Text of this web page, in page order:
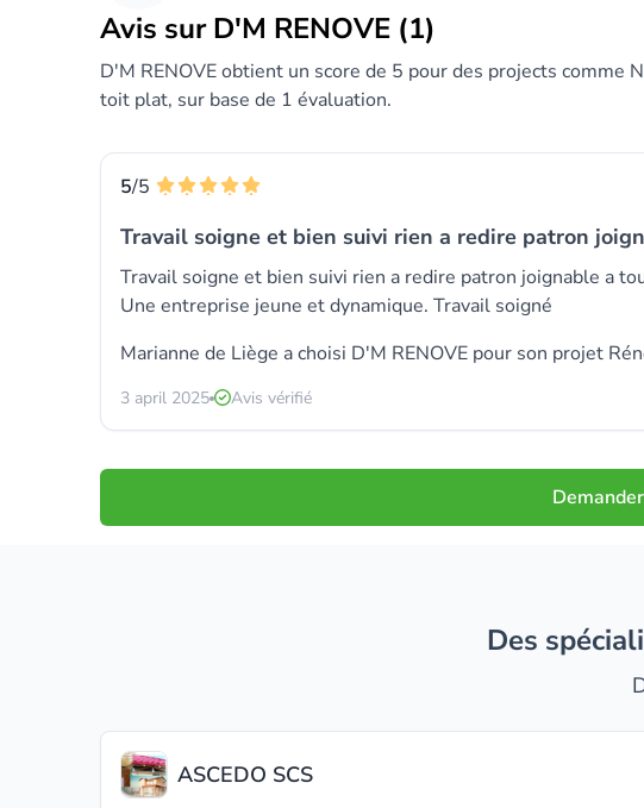
Avis sur D'M RENOVE (1)
D'M RENOVE obtient un score de 5 pour des projects
toit plat, sur base de 1 évaluation.
5/5
Travail soigne et bien suivi rien a redire patron
Travail soigne et bien suivi rien a redire patron joignable a
Une entreprise jeune et dynamique. Travail soigné
Marianne de Liège a choisi D'M RENOVE pour son projet
3 april 2025 Avis vérifié
Des
ASCEDO SCS